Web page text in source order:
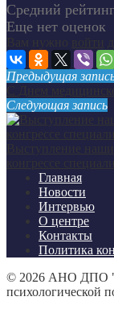
Средний рейтинг
Еще нет оценок
Предыдущая
Следующая запись
Главная
Новости
Интервью
О центре
Контакты
Политика
© 2026 АНО ДПО
психологической